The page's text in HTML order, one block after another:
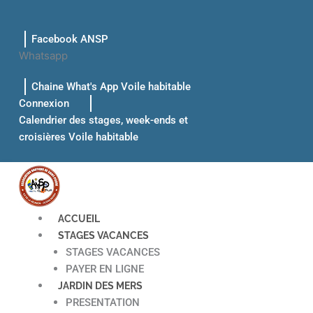
contenuFacebook ANSP
Whatsapp
Chaine What's App Voile habitable
Connexion
Calendrier des stages, week-ends et
croisières Voile habitable
ACCUEIL
STAGES VACANCES
STAGES VACANCES
PAYER EN LIGNE
JARDIN DES MERS
PRESENTATION